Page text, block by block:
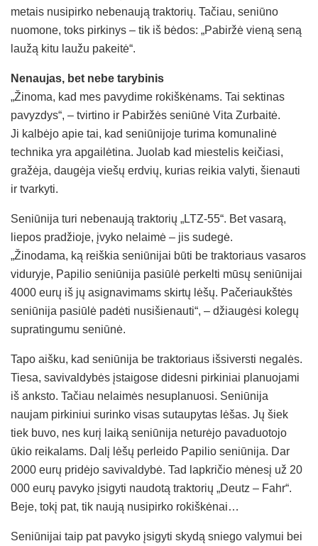
metais nusipirko nebenaują traktorių. Tačiau, seniūno
nuomone, toks pirkinys – tik iš bėdos: „Pabiržė vieną seną
laužą kitu laužu pakeitė“.
Nenaujas, bet nebe tarybinis
„Žinoma, kad mes pavydime rokiškėnams. Tai sektinas
pavyzdys“, – tvirtino ir Pabiržės seniūnė Vita Zurbaitė.
Ji kalbėjo apie tai, kad seniūnijoje turima komunalinė
technika yra apgailėtina. Juolab kad miestelis keičiasi,
gražėja, daugėja viešų erdvių, kurias reikia valyti, šienauti
ir tvarkyti.
Seniūnija turi nebenaują traktorių „LTZ-55“. Bet vasarą,
liepos pradžioje, įvyko nelaimė – jis sudegė.
„Žinodama, ką reiškia seniūnijai būti be traktoriaus vasaros
viduryje, Papilio seniūnija pasiūlė perkelti mūsų seniūnijai
4000 eurų iš jų asignavimams skirtų lėšų. Pačeriaukštės
seniūnija pasiūlė padėti nusišienauti“, – džiaugėsi kolegų
supratingumu seniūnė.
Tapo aišku, kad seniūnija be traktoriaus išsiversti negalės.
Tiesa, savivaldybės įstaigose didesni pirkiniai planuojami
iš anksto. Tačiau nelaimės nesuplanuosi. Seniūnija
naujam pirkiniui surinko visas sutaupytas lėšas. Jų šiek
tiek buvo, nes kurį laiką seniūnija neturėjo pavaduotojo
ūkio reikalams. Dalį lėšų perleido Papilio seniūnija. Dar
2000 eurų pridėjo savivaldybė. Tad lapkričio mėnesį už 20
000 eurų pavyko įsigyti naudotą traktorių „Deutz – Fahr“.
Beje, tokį pat, tik naują nusipirko rokiškėnai…
Seniūnijai taip pat pavyko įsigyti skydą sniego valymui bei